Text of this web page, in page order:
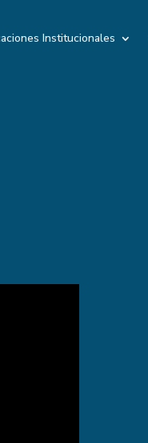
Institucionales